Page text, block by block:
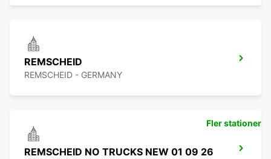
REMSCHEID
REMSCHEID - GERMANY
REMSCHEID NO TRUCKS NEW 01 09 26
Fler stationer